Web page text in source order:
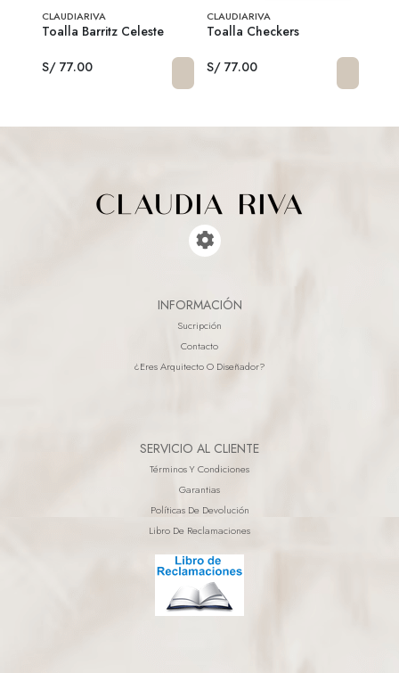
CLAUDIARIVA
Toalla Barritz Celeste
S/ 77.00
CLAUDIARIVA
Toalla Checkers
S/ 77.00
INFORMACIÓN
Sucripción
Contacto
¿eres Arquitecto O Diseñador?
SERVICIO AL CLIENTE
Términos Y Condiciones
Garantias
Políticas De Devolución
Libro De Reclamaciones